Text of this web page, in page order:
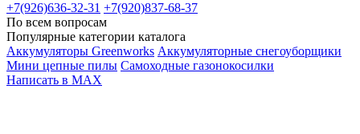
+7(926)636-32-31 +7(920)837-68-37
По всем вопросам
Популярные категории каталога
Аккумуляторы Greenworks Аккумуляторные снегоуборщики
Мини цепные пилы Самоходные газонокосилки
Написать в MAX